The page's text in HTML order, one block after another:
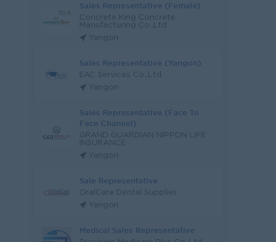
Sales Representative (Female)
Concrete King Concrete
Manufacturing Co.,Ltd
Yangon
Sales Representative (Yangon)
EAC Services Co.,Ltd
Yangon
Sales Representative (Face To
Face Channel)
GRAND GUARDIAN NIPPON LIFE
INSURANCE
Yangon
Sale Representative
OralCare Dental Supplies
Yangon
Medical Sales Representative